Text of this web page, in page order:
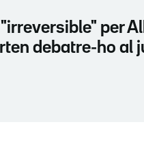
per
debatre-ho al